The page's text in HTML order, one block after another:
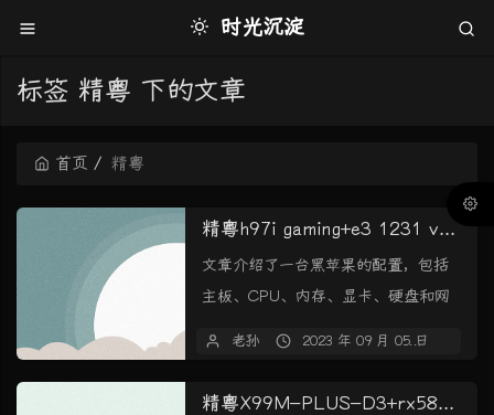
时光沉淀
标签 精粤 下的文章
首页 精粤
精粤h97i gaming+e3 1231 v3+rx560黑苹果引导
文章介绍了一台黑苹果的配置，包括
主板、CPU、内存、显卡、硬盘和网
老孙 2023 年 09 月 05 日
精粤X99M-PLUS-D3+rx580黑苹果opencore0.9.0引导